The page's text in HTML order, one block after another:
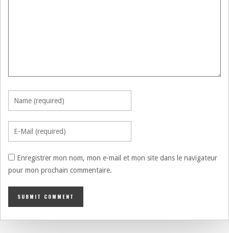
Enregistrer mon nom, mon e-mail et mon site dans le navigateur
pour mon prochain commentaire.